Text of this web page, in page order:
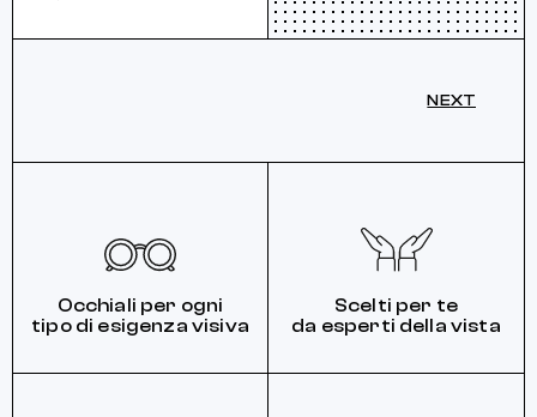
NEXT
Occhiali per ogni
tipo di esigenza visiva
Scelti per te
da esperti della vista